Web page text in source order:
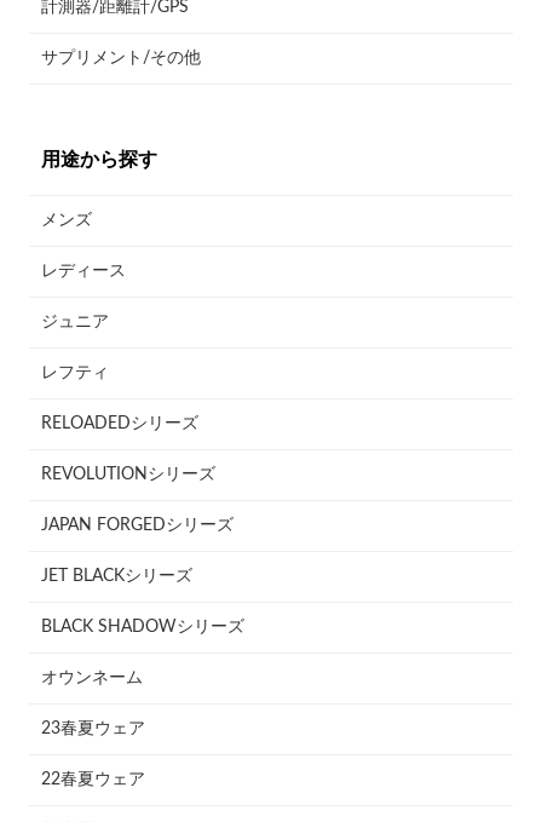
計測器/距離計/GPS
サプリメント/その他
用途から探す
メンズ
レディース
ジュニア
レフティ
RELOADEDシリーズ
REVOLUTIONシリーズ
JAPAN FORGEDシリーズ
JET BLACKシリーズ
BLACK SHADOWシリーズ
オウンネーム
23春夏ウェア
22春夏ウェア